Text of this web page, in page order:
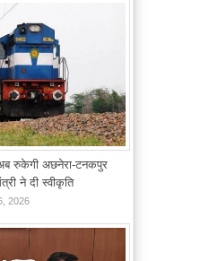
रुकेगी अछनेरा-टनकपुर
ने दी स्वीकृति
2026